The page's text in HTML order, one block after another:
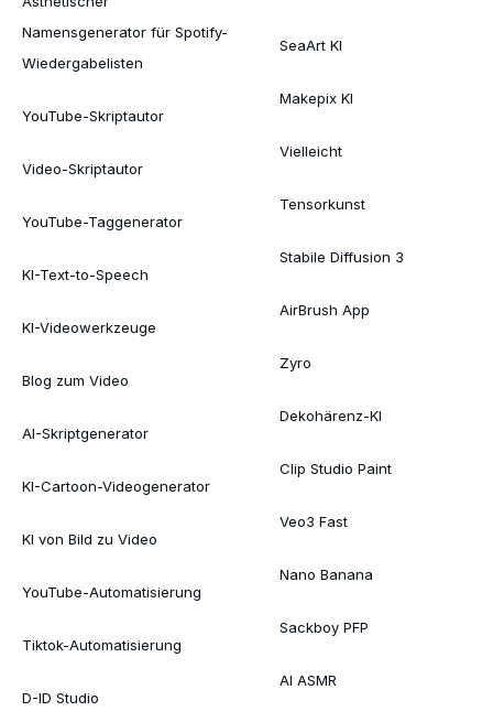
Namensgenerator für Spotify-
Wiedergabelisten
YouTube-Skriptautor
Video-Skriptautor
YouTube-Taggenerator
KI-Text-to-Speech
KI-Videowerkzeuge
Blog zum Video
AI-Skriptgenerator
KI-Cartoon-Videogenerator
KI von Bild zu Video
YouTube-Automatisierung
Tiktok-Automatisierung
D-ID Studio
SeaArt KI
Makepix KI
Vielleicht
Tensorkunst
Stabile Diffusion 3
AirBrush App
Zyro
Dekohärenz-KI
Clip Studio Paint
Veo3 Fast
Nano Banana
Sackboy PFP
AI ASMR